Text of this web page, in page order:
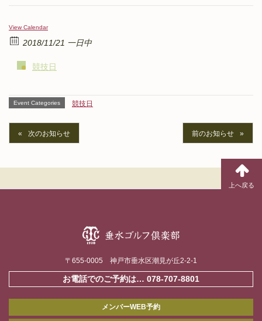
View Calendar
2018/11/21 一日中
競技日
Event Categories 競技日
次のお知らせ 前のお知らせ
〒655-0005 神戸市垂水区潮見が丘2-2-1
お電話でのご予約は… 078-707-8801
メンバーWEB予約